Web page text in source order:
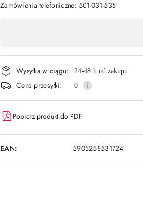
Zamówienia telefoniczne: 501-031-535
płatność
i
dostawa
Wysyłka w ciągu: 24-48 h od zakupu
Cena przesyłki: 0
Pobierz produkt do PDF
EAN: 5905258531724